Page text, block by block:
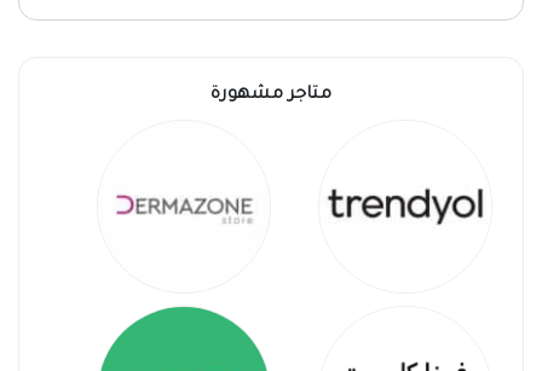
متاجر مشهورة